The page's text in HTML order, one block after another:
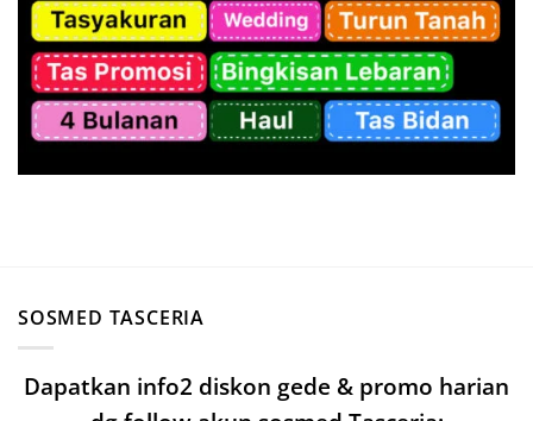
SOSMED TASCERIA
Dapatkan info2 diskon gede & promo harian